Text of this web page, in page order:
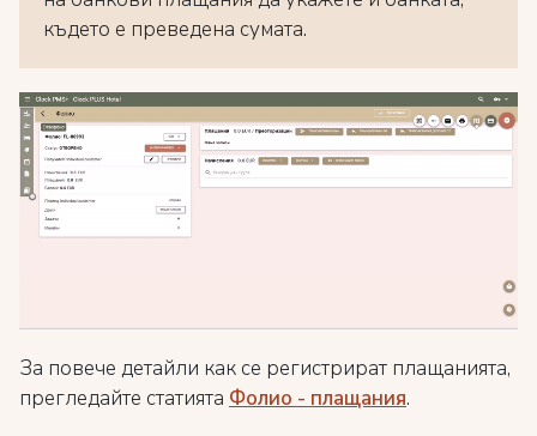
където е преведена сумата.
За повече детайли как се регистрират плащанията,
прегледайте статията Фолио - плащания.